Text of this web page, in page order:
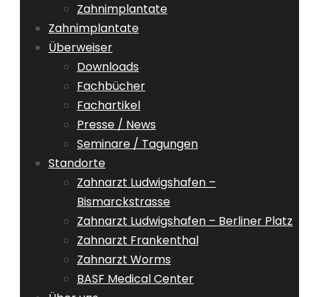
Zahnimplantate
Zahnimplantate
Überweiser
Downloads
Fachbücher
Fachartikel
Presse / News
Seminare / Tagungen
Standorte
Zahnarzt Ludwigshafen –
Bismarckstrasse
Zahnarzt Ludwigshafen – Berliner Platz
Zahnarzt Frankenthal
Zahnarzt Worms
BASF Medical Center